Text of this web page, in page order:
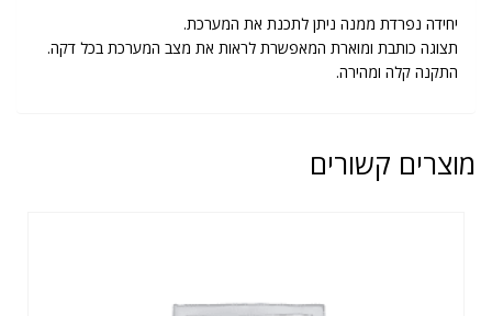
יחידה נפרדת ממנה ניתן לתכנת את המערכת.
תצוגה כותבת ומוארת המאפשרת לראות את מצב המערכת בכל דקה.
התקנה קלה ומהירה.
מוצרים קשורים